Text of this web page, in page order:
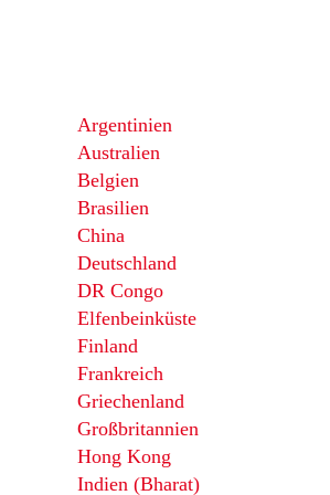
Argentinien
Australien
Belgien
Brasilien
China
Deutschland
DR Congo
Elfenbeinküste
Finland
Frankreich
Griechenland
Großbritannien
Hong Kong
Indien (Bharat)